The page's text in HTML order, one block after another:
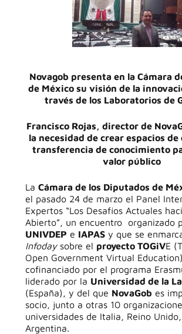
Novagob presenta en la Cámara
de México su visión de la
través de los Laboratorios de
Francisco Rojas, director de
la necesidad de crear espacios
transferencia de conocimiento
valor público
La Cámara de los Diputados de
el pasado 24 de marzo el Panel
Expertos “Los Desafíos Actuales
Abierto”, un encuentro organizado
UNIVDEP e IAPASy que se
Infodaysobre el proyecto TOGiVE
Open Government Virtual
cofinanciado por el programa
liderado por la Universidad de la
(España), y del que NovaGob es
socio, junto a otras 10
universidades de Italia, Reino
Argentina.